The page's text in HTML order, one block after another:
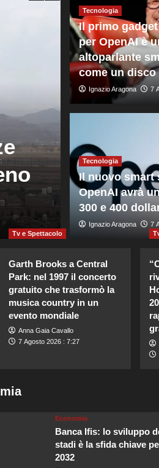
Il
Fauci
penale
Giuseppe Recca 7
Tecnologia
Il primo
per OpenAI è
altoparlante
come un disco
Ignazio Aragona 7
Tecnologia
Il nuovo smart
OpenAI avrà
300 e 400
Ignazio Aragona 7
Tv e Spettacolo
Garth Brooks a Central
Park: nel 1997 il concerto
gratuito che trasformò la
musica country in un
evento mondiale
Anna Gaia Cavallo
7 Agosto 2026 : 7:27
Economia
Banca Ifis: lo sviluppo
stadi è la sfida chiave
2032